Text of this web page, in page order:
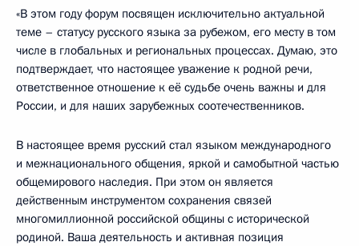
«В этом году форум посвящен исключительно актуальной
теме – статусу русского языка за рубежом, его месту в том
числе в глобальных и региональных процессах. Думаю, это
подтверждает, что настоящее уважение к родной речи,
ответственное отношение к её судьбе очень важны и для
России, и для наших зарубежных соотечественников.
В настоящее время русский стал языком международного
и межнационального общения, яркой и самобытной частью
общемирового наследия. При этом он является
действенным инструментом сохранения связей
многомиллионной российской общины с исторической
родиной. Ваша деятельность и активная позиция